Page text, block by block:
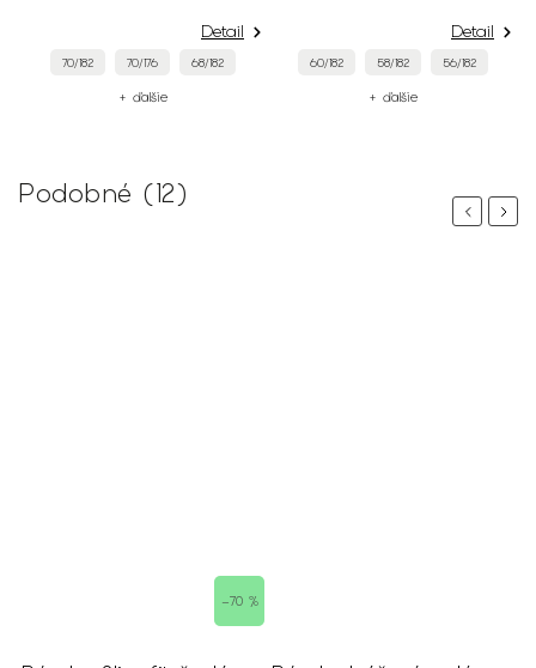
Detail
70/182 70/176 68/182
+ ďalšie
Detail
60/182 58/182 56/182
+ ďalšie
Podobné (12)
Previous
–70 %
Next